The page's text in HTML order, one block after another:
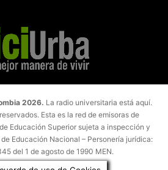
2026. La radio universitaria está aquí.
Esta es la red de emisoras de
Educación Superior sujeta a inspección y
Educación Nacional – Personería jurídica:
del 1 de agosto de 1990 MEN.